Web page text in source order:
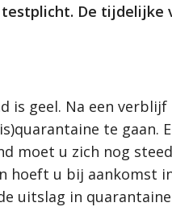
testplicht. De tijdelijke
is geel. Na een
te gaan.
moet u zich nog
hoeft u bij aankomst
uitslag in